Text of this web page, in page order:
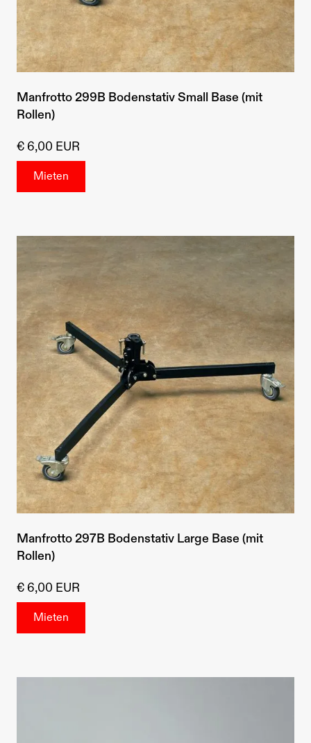
Manfrotto 299B Bodenstativ Small Base (mit
Rollen)
€ 6,00 EUR
Manfrotto 297B Bodenstativ Large Base (mit
Rollen)
€ 6,00 EUR